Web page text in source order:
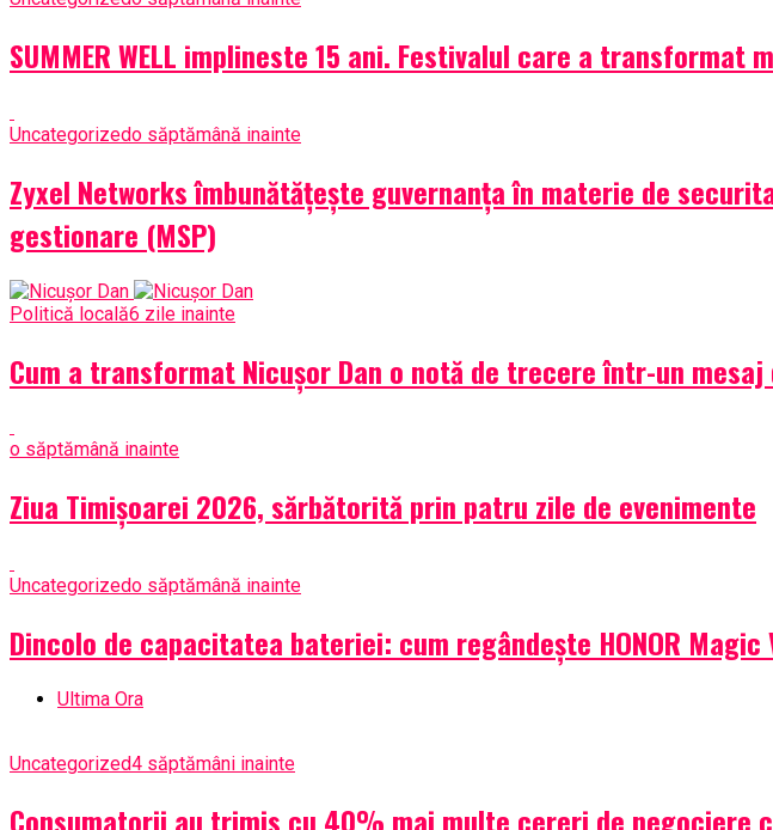
SUMMER WELL implineste 15 ani. Festivalul care a
Uncategorizedo săptămână inainte
Zyxel Networks îmbunătățește guvernanța în materie de
gestionare (MSP)
Politică locală6 zile inainte
Cum a transformat Nicușor Dan o notă de trecere într-un
o săptămână inainte
Ziua Timișoarei 2026, sărbătorită prin patru zile de evenimente
Uncategorizedo săptămână inainte
Dincolo de capacitatea bateriei: cum regândește HONOR
Ultima Ora
Uncategorized4 săptămâni inainte
Consumatorii au trimis cu 40% mai multe cereri de negociere